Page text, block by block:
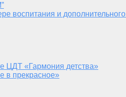
воспитания и
ЦДТ «Гармония детства»
в прекрасное»